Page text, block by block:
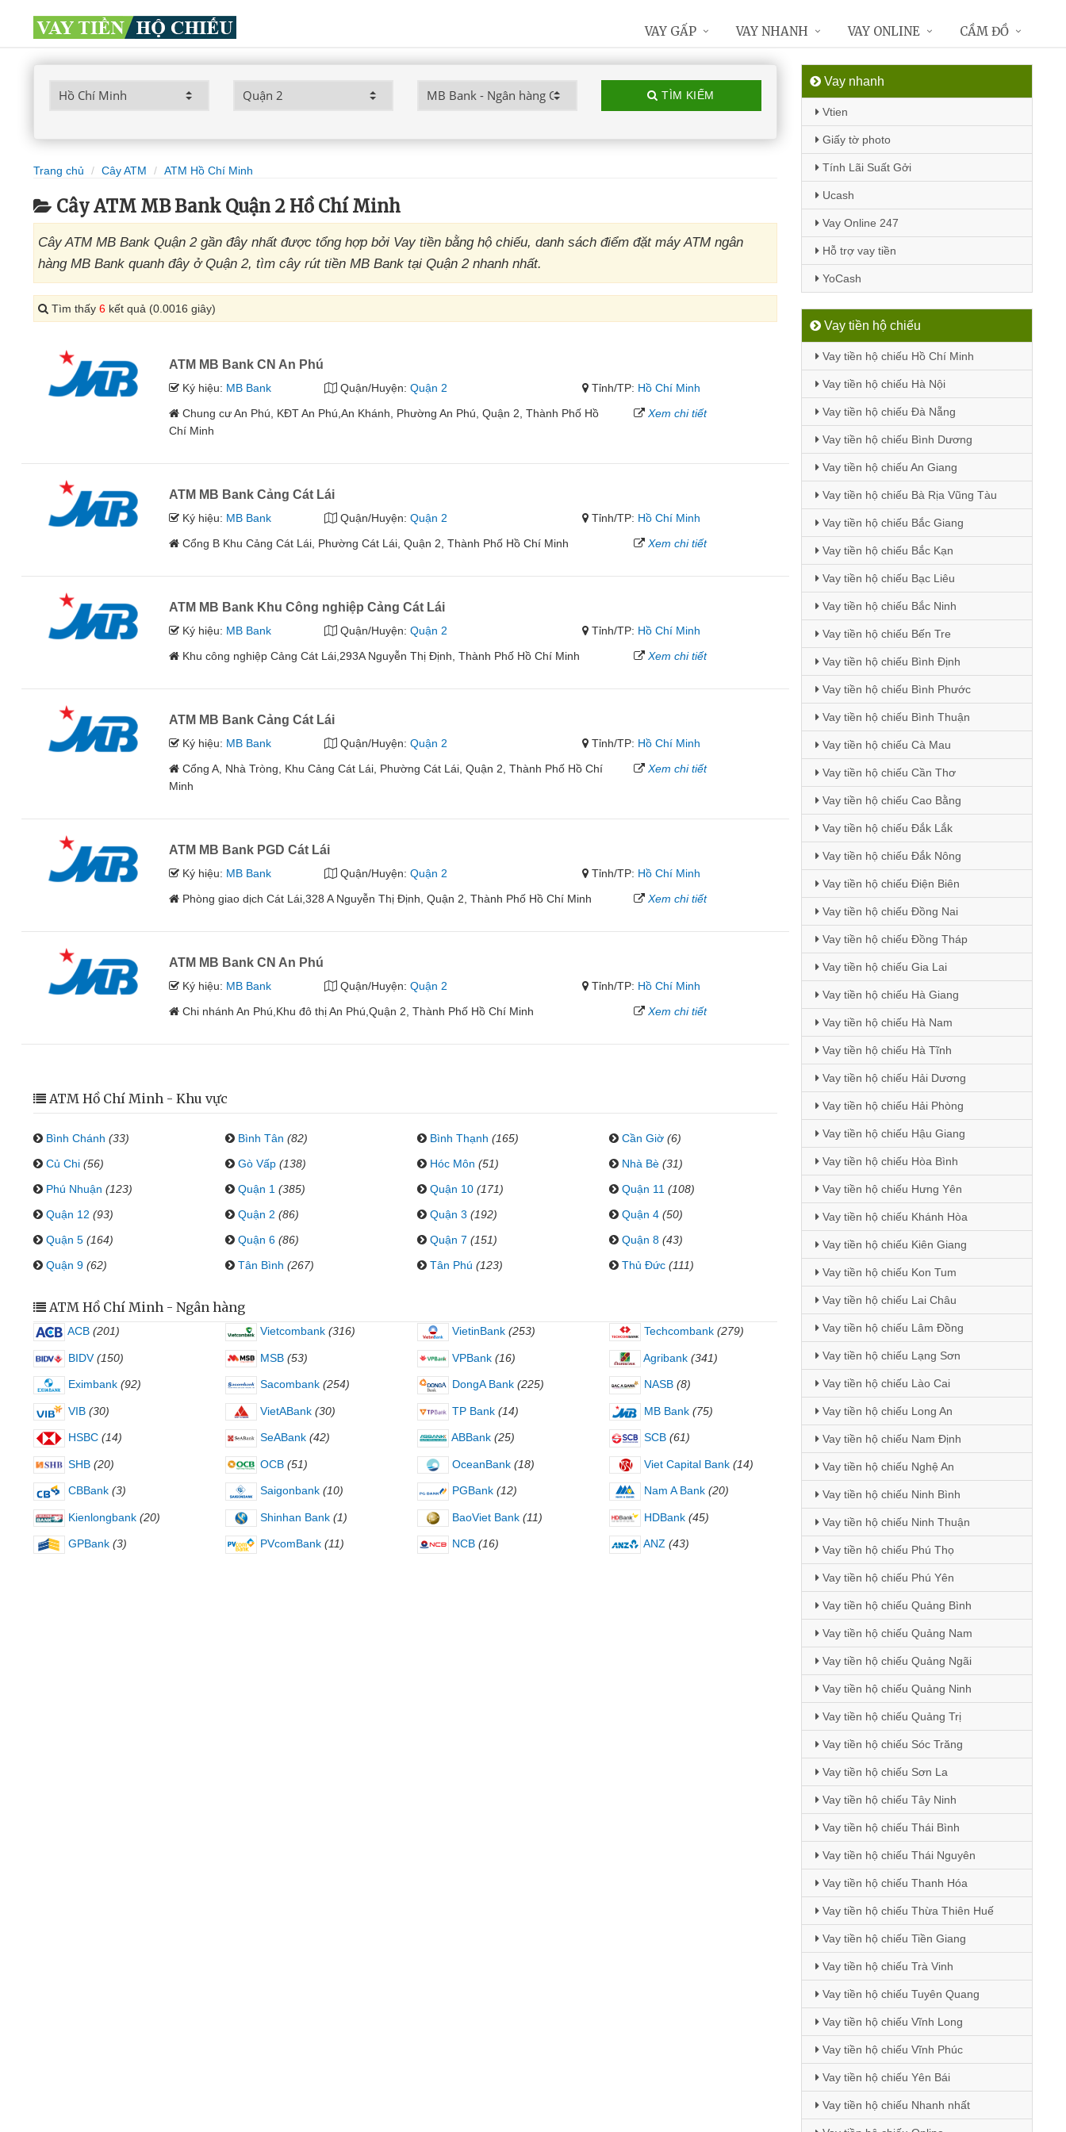
TÌM KIẾM
Trang chủ Cây ATM ATM Hồ Chí Minh
Cây ATM MB Bank Quận 2 Hồ Chí Minh
Cây ATM MB Bank Quận 2 gần đây nhất được tổng hợp bởi Vay tiền bằng hộ chiếu, danh sách điểm đặt máy ATM ngân
hàng MB Bank quanh đây ở Quận 2, tìm cây rút tiền MB Bank tại Quận 2 nhanh nhất.
Tìm thấy 6 kết quả (0.0016 giây)
ATM MB Bank CN An Phú
Ký hiệu: MB Bank Quận/Huyện: Quận 2 Tỉnh/TP: Hồ Chí Minh
Chung cư An Phú, KĐT An Phú,An Khánh, Phường An Phú, Quận 2, Thành Phố Hồ
Chí Minh
Xem chi tiết
ATM MB Bank Cảng Cát Lái
Ký hiệu: MB Bank Quận/Huyện: Quận 2 Tỉnh/TP: Hồ Chí Minh
Cổng B Khu Cảng Cát Lái, Phường Cát Lái, Quận 2, Thành Phố Hồ Chí Minh
Xem chi tiết
ATM MB Bank Khu Công nghiệp Cảng Cát Lái
Ký hiệu: MB Bank Quận/Huyện: Quận 2 Tỉnh/TP: Hồ Chí Minh
Khu công nghiệp Cảng Cát Lái,293A Nguyễn Thị Định, Thành Phố Hồ Chí Minh
Xem chi tiết
ATM MB Bank Cảng Cát Lái
Ký hiệu: MB Bank Quận/Huyện: Quận 2 Tỉnh/TP: Hồ Chí Minh
Cổng A, Nhà Tròng, Khu Cảng Cát Lái, Phường Cát Lái, Quận 2, Thành Phố Hồ Chí
Minh
Xem chi tiết
ATM MB Bank PGD Cát Lái
Ký hiệu: MB Bank Quận/Huyện: Quận 2 Tỉnh/TP: Hồ Chí Minh
Phòng giao dịch Cát Lái,328 A Nguyễn Thị Định, Quận 2, Thành Phố Hồ Chí Minh
Xem chi tiết
ATM MB Bank CN An Phú
Ký hiệu: MB Bank Quận/Huyện: Quận 2 Tỉnh/TP: Hồ Chí Minh
Chi nhánh An Phú,Khu đô thị An Phú,Quận 2, Thành Phố Hồ Chí Minh
Xem chi tiết
ATM Hồ Chí Minh - Khu vực
Bình Chánh (33) Bình Tân (82) Bình Thạnh (165) Cần Giờ (6)
Củ Chi (56) Gò Vấp (138) Hóc Môn (51) Nhà Bè (31)
Phú Nhuận (123) Quận 1 (385) Quận 10 (171) Quận 11 (108)
Quận 12 (93) Quận 2 (86) Quận 3 (192) Quận 4 (50)
Quận 5 (164) Quận 6 (86) Quận 7 (151) Quận 8 (43)
Quận 9 (62) Tân Bình (267) Tân Phú (123) Thủ Đức (111)
ATM Hồ Chí Minh - Ngân hàng
ACB (201) Vietcombank (316) VietinBank (253) Techcombank (279)
BIDV (150) MSB (53) VPBank (16) Agribank (341)
Eximbank (92) Sacombank (254) DongA Bank (225) NASB (8)
VIB (30) VietABank (30) TP Bank (14) MB Bank (75)
HSBC (14) SeABank (42) ABBank (25) SCB (61)
SHB (20) OCB (51) OceanBank (18) Viet Capital Bank (14)
CBBank (3) Saigonbank (10) PGBank (12) Nam A Bank (20)
Kienlongbank (20) Shinhan Bank (1) BaoViet Bank (11) HDBank (45)
GPBank (3) PVcomBank (11) NCB (16) ANZ (43)
Vay nhanh
Vtien
Giấy tờ photo
Tính Lãi Suất Gởi
Ucash
Vay Online 247
Hỗ trợ vay tiền
YoCash
Vay tiền hộ chiếu
Vay tiền hộ chiếu Hồ Chí Minh
Vay tiền hộ chiếu Hà Nội
Vay tiền hộ chiếu Đà Nẵng
Vay tiền hộ chiếu Bình Dương
Vay tiền hộ chiếu An Giang
Vay tiền hộ chiếu Bà Rịa Vũng Tàu
Vay tiền hộ chiếu Bắc Giang
Vay tiền hộ chiếu Bắc Kạn
Vay tiền hộ chiếu Bạc Liêu
Vay tiền hộ chiếu Bắc Ninh
Vay tiền hộ chiếu Bến Tre
Vay tiền hộ chiếu Bình Định
Vay tiền hộ chiếu Bình Phước
Vay tiền hộ chiếu Bình Thuận
Vay tiền hộ chiếu Cà Mau
Vay tiền hộ chiếu Cần Thơ
Vay tiền hộ chiếu Cao Bằng
Vay tiền hộ chiếu Đắk Lắk
Vay tiền hộ chiếu Đắk Nông
Vay tiền hộ chiếu Điện Biên
Vay tiền hộ chiếu Đồng Nai
Vay tiền hộ chiếu Đồng Tháp
Vay tiền hộ chiếu Gia Lai
Vay tiền hộ chiếu Hà Giang
Vay tiền hộ chiếu Hà Nam
Vay tiền hộ chiếu Hà Tĩnh
Vay tiền hộ chiếu Hải Dương
Vay tiền hộ chiếu Hải Phòng
Vay tiền hộ chiếu Hậu Giang
Vay tiền hộ chiếu Hòa Bình
Vay tiền hộ chiếu Hưng Yên
Vay tiền hộ chiếu Khánh Hòa
Vay tiền hộ chiếu Kiên Giang
Vay tiền hộ chiếu Kon Tum
Vay tiền hộ chiếu Lai Châu
Vay tiền hộ chiếu Lâm Đồng
Vay tiền hộ chiếu Lạng Sơn
Vay tiền hộ chiếu Lào Cai
Vay tiền hộ chiếu Long An
Vay tiền hộ chiếu Nam Định
Vay tiền hộ chiếu Nghệ An
Vay tiền hộ chiếu Ninh Bình
Vay tiền hộ chiếu Ninh Thuận
Vay tiền hộ chiếu Phú Thọ
Vay tiền hộ chiếu Phú Yên
Vay tiền hộ chiếu Quảng Bình
Vay tiền hộ chiếu Quảng Nam
Vay tiền hộ chiếu Quảng Ngãi
Vay tiền hộ chiếu Quảng Ninh
Vay tiền hộ chiếu Quảng Trị
Vay tiền hộ chiếu Sóc Trăng
Vay tiền hộ chiếu Sơn La
Vay tiền hộ chiếu Tây Ninh
Vay tiền hộ chiếu Thái Bình
Vay tiền hộ chiếu Thái Nguyên
Vay tiền hộ chiếu Thanh Hóa
Vay tiền hộ chiếu Thừa Thiên Huế
Vay tiền hộ chiếu Tiền Giang
Vay tiền hộ chiếu Trà Vinh
Vay tiền hộ chiếu Tuyên Quang
Vay tiền hộ chiếu Vĩnh Long
Vay tiền hộ chiếu Vĩnh Phúc
Vay tiền hộ chiếu Yên Bái
Vay tiền hộ chiếu Nhanh nhất
VAY GẤP VAY NHANH VAY ONLINE CẦM ĐỒ